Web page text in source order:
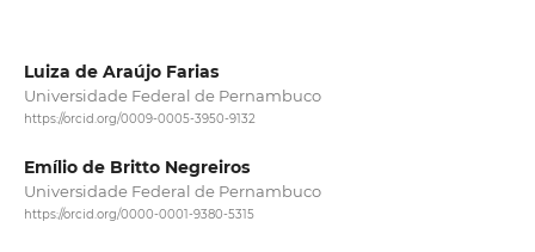
Luiza de Araújo Farias
Universidade Federal de Pernambuco
https://orcid.org/0009-0005-3950-9132
Emílio de Britto Negreiros
Universidade Federal de Pernambuco
https://orcid.org/0000-0001-9380-5315